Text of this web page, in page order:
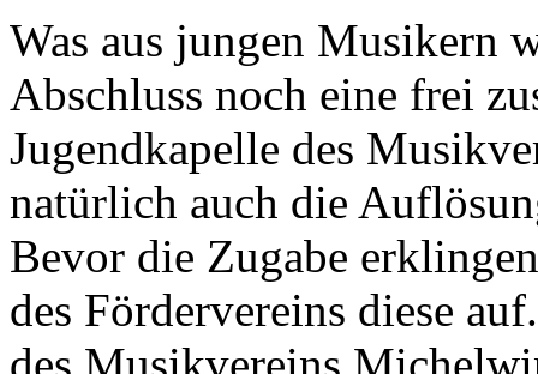
Was aus jungen Musikern
Abschluss noch eine frei
Jugendkapelle des
natürlich auch die
Bevor die Zugabe
des Fördervereins diese
des Musikvereins